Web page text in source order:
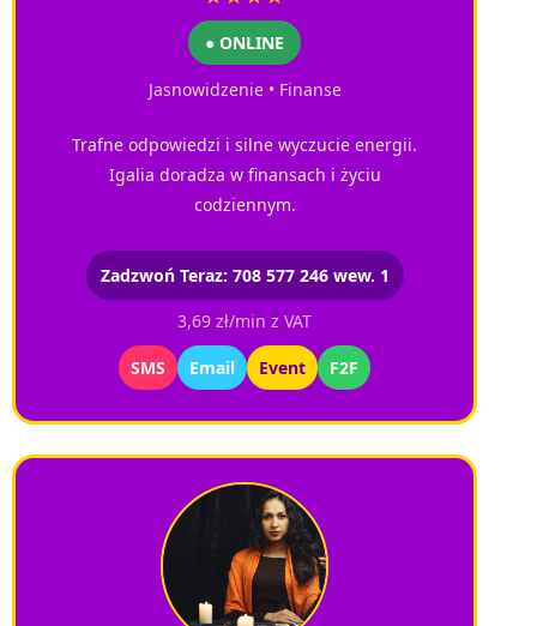
● ONLINE
Jasnowidzenie • Finanse
Trafne odpowiedzi i silne wyczucie energii.
Igalia doradza w finansach i życiu
codziennym.
Zadzwoń Teraz: 708 577 246 wew. 1
3,69 zł/min z VAT
SMS Email Event F2F